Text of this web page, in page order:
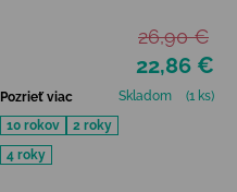
22,86 €
26,90 €
Pozrieť viac Skladom
(1 ks)
10 rokov
2 roky
4 roky